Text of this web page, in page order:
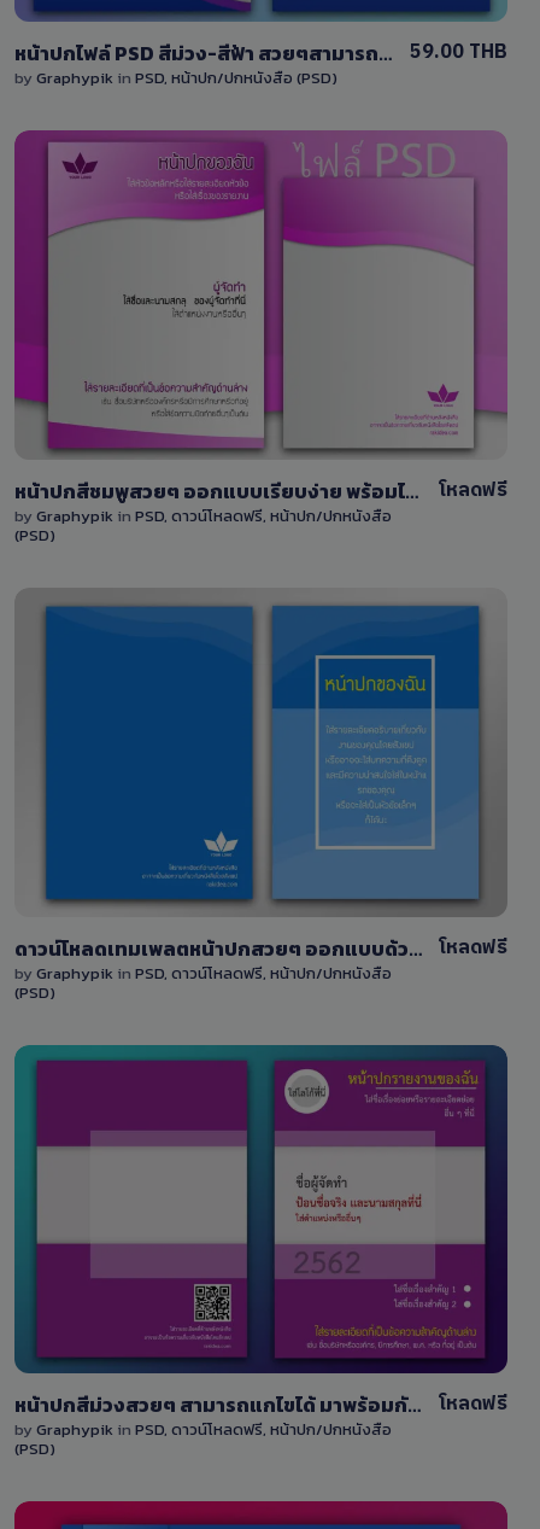
หน้าปกไฟล์ PSD สีม่วง-สีฟ้า สวยๆสามารถแก้ไขได้ แออกมาแก้ไขง่าย ด้วย Photoshop
by Graphypik in PSD, หน้าปก/ปกหนังสือ (PSD)
59.00 THB
หน้าปกสีชมพูสวยๆ ออกแบบเรียบง่าย พร้อมไฟล์ PSD และพื้นหลังทั้งด้านหน้าและด้านหลัง
by Graphypik in PSD, ดาวน์โหลดฟรี, หน้าปก/ปกหนังสือ
(PSD)
โหลดฟรี
ดาวน์โหลดเทมเพลตหน้าปกสวยๆ ออกแบบด้วยสีฟ้า สามารถแก้ไขได้ด้วยไฟล์ PSD
by Graphypik in PSD, ดาวน์โหลดฟรี, หน้าปก/ปกหนังสือ
(PSD)
โหลดฟรี
View Details
หน้าปกสีม่วงสวยๆ สามารถแกไขได้ มาพร้อมกับไฟล์ PSD ออกแบบเรียบง่าย
by Graphypik in PSD, ดาวน์โหลดฟรี, หน้าปก/ปกหนังสือ
(PSD)
โหลดฟรี